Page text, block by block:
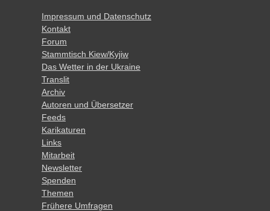
Impressum und Datenschutz
Kontakt
Forum
Stammtisch Kiew/Kyjiw
Das Wetter in der Ukraine
Translit
Archiv
Autoren und Übersetzer
Feeds
Karikaturen
Links
Mitarbeit
Newsletter
Spenden
Themen
Frühere Umfragen